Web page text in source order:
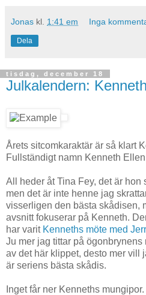
Jonas kl. 1:41 em Inga
Dela
tisdag, december 18
Julkalendern: Kenneth
Årets sitcomkaraktär är så klart
Fullständigt namn Kenneth
All heder åt Tina Fey, det är hon
men det är inte henne jag
visserligen den bästa skådisen,
avsnitt fokuserar på Kenneth.
har varit Kenneths möte med
Ju mer jag tittar på
av det här klippet, desto mer vill
är seriens bästa skådis.
Inget får ner Kenneths